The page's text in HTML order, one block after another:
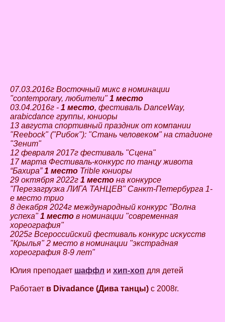
07.03.2016г Восточный микс в номинации
"contemporary, любители"1 место
03.04.2016г - 1 место, фестиваль DanceWay,
arabicdance группы, юниоры
13 августа спортивный праздник от компании
"Reebock" ("Рибок"): "Стань человеком" на стадионе
"Зенит"
12 февраля 2017г фестиваль "Сцена"
17 марта Фестиваль-конкурс по танцу живота
“Бахира”1 место Trible юниоры
29 октября 2022г 1 место на конкурсе
"Перезагрузка ЛИГА ТАНЦЕВ" Санкт-Петербурга 1-
е место трио
8 декабря 2024г международный конкурс "Волна
успеха"1 место в номинации "современная
хореография"
2025г Всероссийский фестиваль конкурс искусств
"Крылья" 2 место в номинации "экстрадная
хореография 8-9 лет"
Юлия преподает шаффл и хип-хоп для детей
Работает в Divadance (Дива танцы) с 2008г.